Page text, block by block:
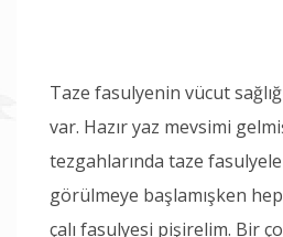
Taze fasulyenin vücut
var. Hazır yaz mevsimi
tezgahlarında taze
görülmeye başlamışken
çalı fasulyesi pişirelim. Bir